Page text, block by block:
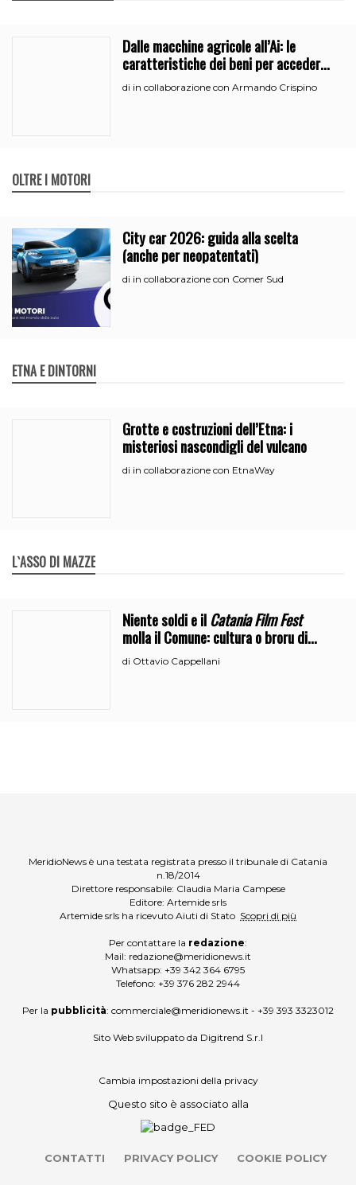
Dalle macchine agricole all’Ai: le
caratteristiche dei beni per accedere
all’iperammortamento
di in collaborazione con Armando Crispino
OLTRE I MOTORI
City car 2026: guida alla scelta
(anche per neopatentati)
di in collaborazione con Comer Sud
ETNA E DINTORNI
Grotte e costruzioni dell’Etna: i
misteriosi nascondigli del vulcano
di in collaborazione con EtnaWay
L`ASSO DI MAZZE
Niente soldi e ilCatania Film Fest
molla il Comune: cultura o broru di
ciciri?
di Ottavio Cappellani
MeridioNews è una testata registrata presso il tribunale di Catania
n.18/2014
Direttore responsabile: Claudia Maria Campese
Editore: Artemide srls
Artemide srls ha ricevuto Aiuti di Stato Scopri di più
Per contattare la redazione:
Mail: redazione@meridionews.it
Whatsapp: +39 342 364 6795
Telefono: +39 376 282 2944
Per la pubblicità: commerciale@meridionews.it - +39 393 3323012
Sito Web sviluppato da Digitrend S.r.l
Cambia impostazioni della privacy
Questo sito è associato alla
CONTATTI PRIVACY POLICY COOKIE POLICY